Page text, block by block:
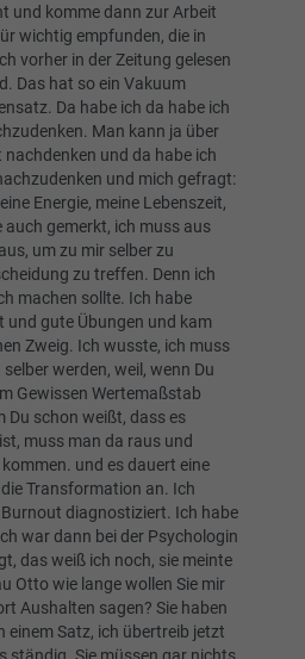
und komme dann zur Arbeit
wichtig empfunden, die in
vorher in der Zeitung gelesen
Das hat so ein Vakuum
Da habe ich da habe ich
Man kann ja über
nachdenken und da habe ich
und mich gefragt:
Energie, meine Lebenszeit,
auch gemerkt, ich muss aus
um zu mir selber zu
zu treffen. Denn ich
machen sollte. Ich habe
und gute Übungen und kam
Zweig. Ich wusste, ich muss
werden, weil, wenn Du
Gewissen Wertemaßstab
Du schon weißt, dass es
muss man da raus und
und es dauert eine
Transformation an. Ich
diagnostiziert. Ich habe
war dann bei der Psychologin
das weiß ich noch, sie meinte
Otto wie lange wollen Sie mir
Aushalten sagen? Sie haben
einem Satz, ich übertreib jetzt